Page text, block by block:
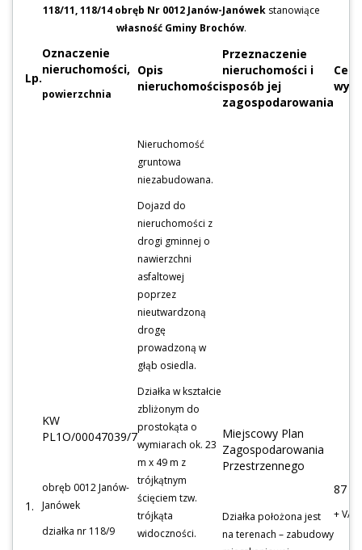
118/11, 118/14 obręb Nr 0012 Janów-Janówekstanowiące
własność Gminy Brochów.
Lp.
Oznaczenie
nieruchomości,
powierzchnia
Opis
nieruchomości
Przeznaczenie
nieruchomości i
sposób jej
zagospodarowania
Cena
1.
KW
PL1O/00047039/7
obręb 0012 Janów-
Janówek
działka nr 118/9
Nieruchomość
gruntowa
niezabudowana.
Dojazd do
nieruchomości z
drogi gminnej o
nawierzchni
asfaltowej
poprzez
nieutwardzoną
drogę
prowadzoną w
głąb osiedla.
Działka w kształcie
zbliżonym do
prostokąta o
wymiarach ok. 23
m x 49 m z
trójkątnym
ścięciem tzw.
trójkąta
widoczności.
Miejscowy Plan
Zagospodarowania
Przestrzennego
Działka położona jest
na terenach – zabudowy
87
+ VAT